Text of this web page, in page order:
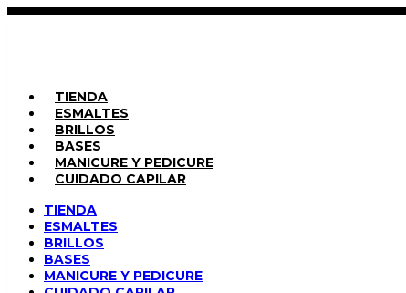
Saltar
TIENDA
ESMALTES
BRILLOS
BASES
MANICURE Y PEDICURE
CUIDADO CAPILAR
TIENDA
ESMALTES
BRILLOS
BASES
MANICURE Y PEDICURE